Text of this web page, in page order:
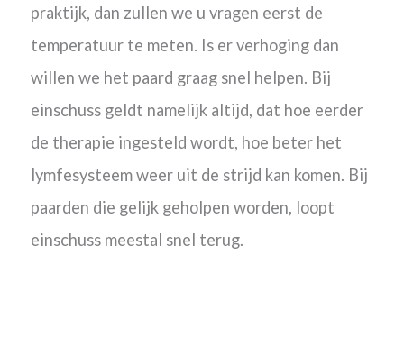
praktijk, dan zullen we u vragen eerst de
temperatuur te meten. Is er verhoging dan
willen we het paard graag snel helpen. Bij
einschuss geldt namelijk altijd, dat hoe eerder
de therapie ingesteld wordt, hoe beter het
lymfesysteem weer uit de strijd kan komen. Bij
paarden die gelijk geholpen worden, loopt
einschuss meestal snel terug.